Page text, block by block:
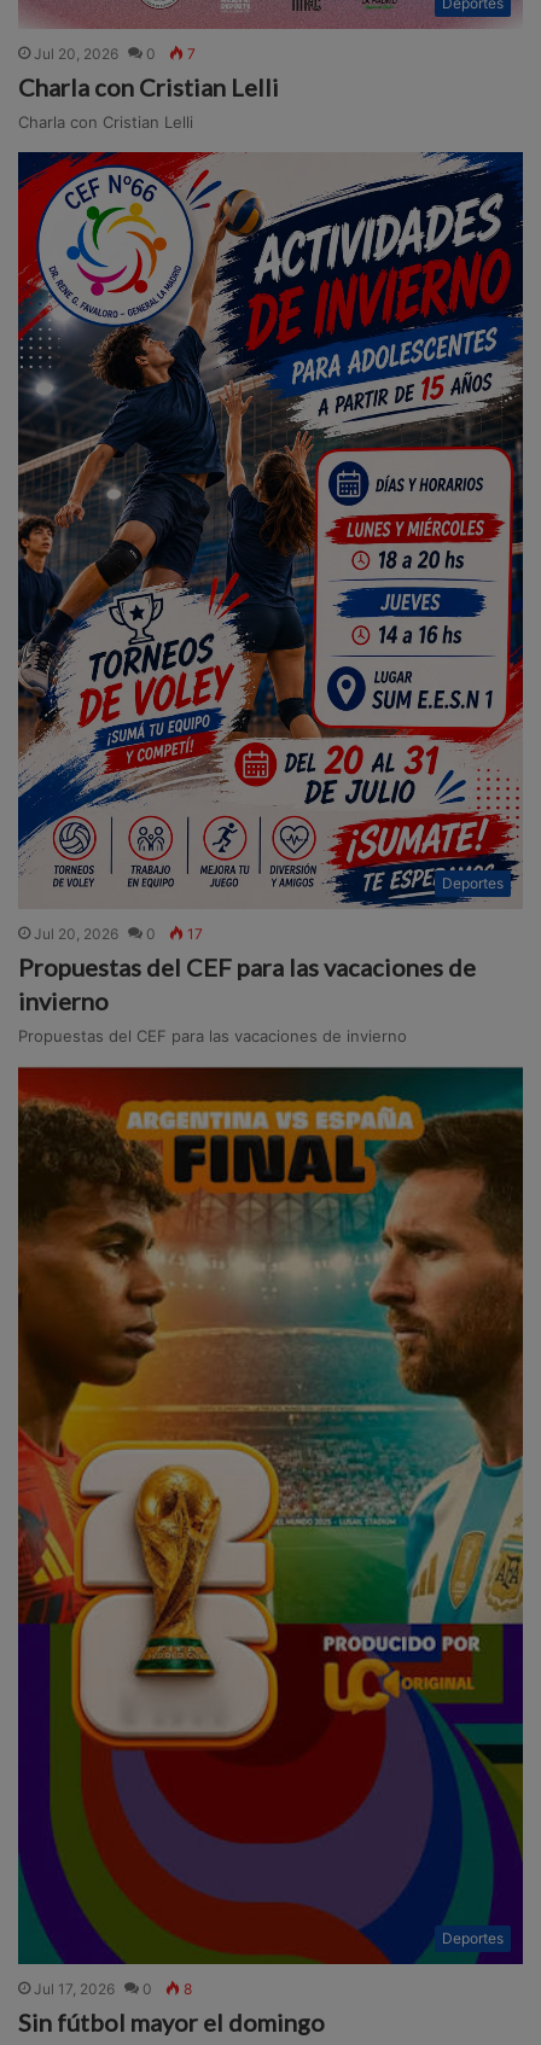
Jul 20, 2026 0 7
Charla con Cristian Lelli
Charla con Cristian Lelli
Deportes
Jul 20, 2026 0 17
Propuestas del CEF para las vacaciones de
invierno
Propuestas del CEF para las vacaciones de invierno
Deportes
Jul 17, 2026 0 8
Sin fútbol mayor el domingo